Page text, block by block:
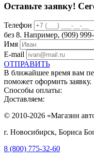
Оставьте заявку!
Телефон
без 8. Например, (909)
Имя
E-mail
ОТПРАВИТЬ
В ближайшее время вам
поможет оформить заявку.
Способы оплаты:
Доставляем:
© 2010-2026 «Магазин
г. Новосибирск, Бориса
8 (800) 775-32-60